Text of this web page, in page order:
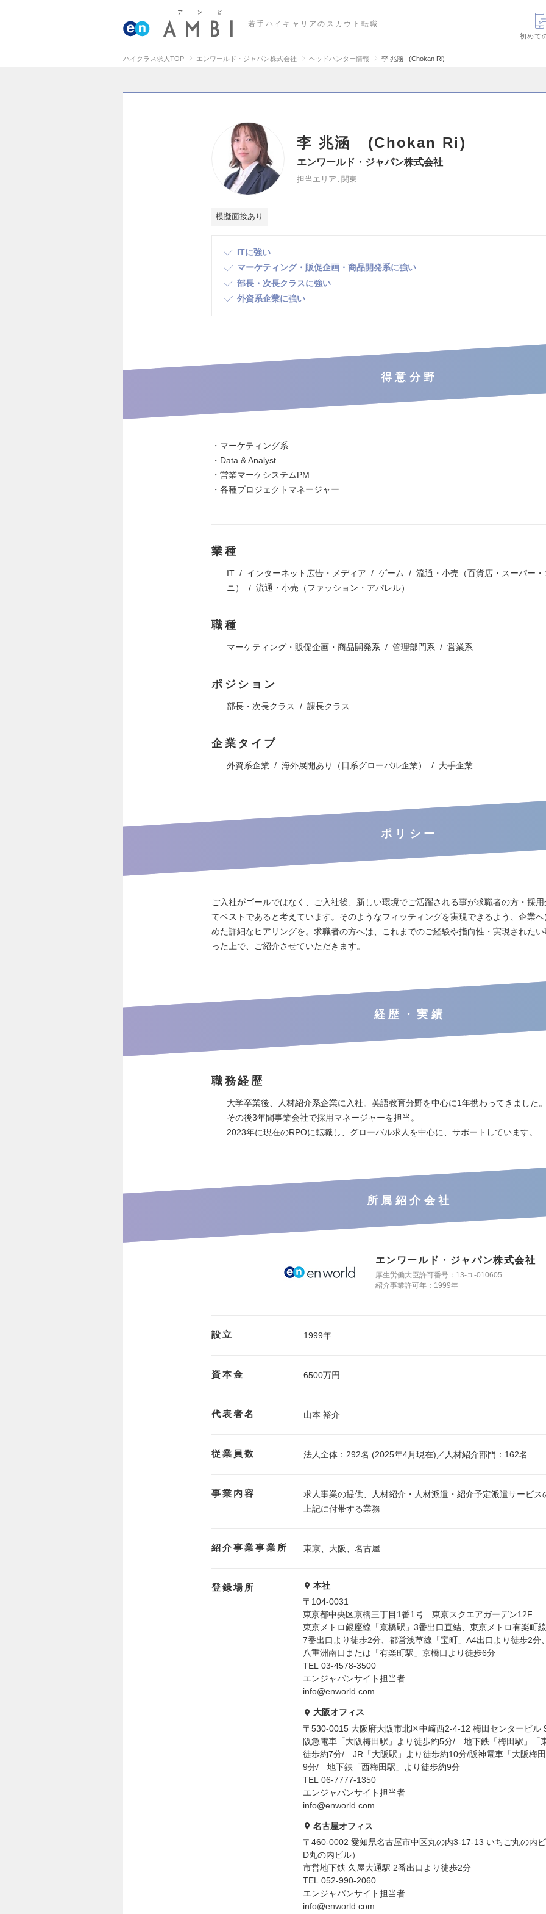
若手ハイキャリアのスカウト転職
初めて
ハイクラス求人TOP エンワールド・ジャパン株式会社 ヘッドハンター情報 李 兆涵 (Chokan Ri)
李 兆涵 (Chokan Ri)
エンワールド・ジャパン株式会社
担当エリア 関東
模擬面接あり
ITに強い
マーケティング・販促企画・商品開発系に強い
部長・次長クラスに強い
外資系企業に強い
得意分野
・マーケティング系
・Data & Analyst
・営業マーケシステムPM
・各種プロジェクトマネージャー
業種
IT インターネット広告・メディア ゲーム
流通・小売（百貨店・スーパー
ニ）
流通・小売（ファッション・アパレル）
職種
マーケティング・販促企画・商品開発系 管理部門系 営業系
ポジション
部長・次長クラス 課長クラス
企業タイプ
外資系企業 海外展開あり（日系グローバル企業） 大手企業
ポリシー
ご入社がゴールではなく、ご入社後、新しい環境でご活躍される事が求職者の方・採
てベストであると考えています。そのようなフィッティングを実現できるよう、企業
めた詳細なヒアリングを。求職者の方へは、これまでのご経験や指向性・実現された
った上で、ご紹介させていただきます。
経歴・実績
職務経歴
大学卒業後、人材紹介系企業に入社。英語教育分野を中心に1年携わってきました
その後3年間事業会社で採用マネージャーを担当。
2023年に現在のRPOに転職し、グローバル求人を中心に、サポートしています。
所属紹介会社
エンワールド・ジャパン株式会社
厚生労働大臣許可番号：13-ユ-010605
紹介事業許可年：1999年
設立 1999年
資本金 6500万円
代表者名 山本 裕介
従業員数 法人全体：292名 (2025年4月現在)／人材紹介部門：162名
事業内容
求人事業の提供、人材紹介・人材派遣・紹介予定派遣サービス
上記に付帯する業務
紹介事業事業所 東京、大阪、名古屋
登録場所
本社
〒104-0031
東京都中央区京橋三丁目1番1号 東京スクエアガーデン12F
東京メトロ銀座線「京橋駅」3番出口直結、東京メトロ有楽町
7番出口より徒歩2分、都営浅草線「宝町」A4出口より徒歩2分
八重洲南口または「有楽町駅」京橋口より徒歩6分
TEL 03-4578-3500
エンジャパンサイト担当者
info@enworld.com
大阪オフィス
〒530-0015 大阪府大阪市北区中崎西2-4-12 梅田センタービル
阪急電車「大阪梅田駅」より徒歩約5分/ 地下鉄「梅田駅」「
徒歩約7分/ JR「大阪駅」より徒歩約10分/阪神電車「大阪梅
9分/ 地下鉄「西梅田駅」より徒歩約9分
TEL 06-7777-1350
エンジャパンサイト担当者
info@enworld.com
名古屋オフィス
〒460-0002 愛知県名古屋市中区丸の内3-17-13 いちご丸の内
D丸の内ビル）
市営地下鉄 久屋大通駅 2番出口より徒歩2分
TEL 052-990-2060
エンジャパンサイト担当者
info@enworld.com